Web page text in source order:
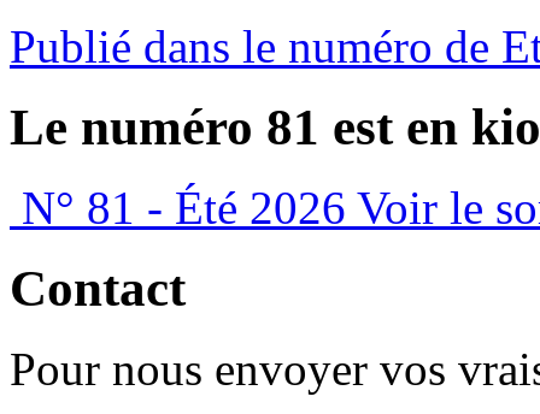
Publié dans le numéro de
Le numéro 81 est en
N° 81 - Été 2026 Voir le
Contact
Pour nous envoyer vos